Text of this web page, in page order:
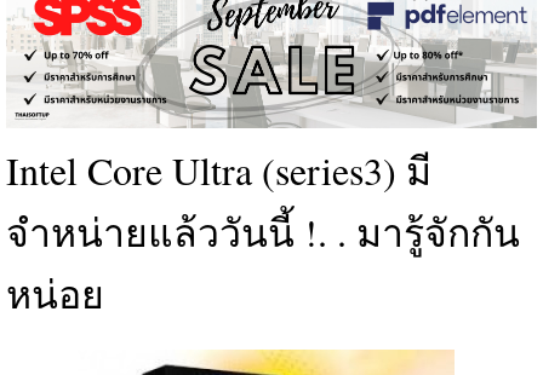
Intel Core Ultra (series3) มี
จำหน่ายแล้ววันนี้ !. . มารู้จักกัน
หน่อย